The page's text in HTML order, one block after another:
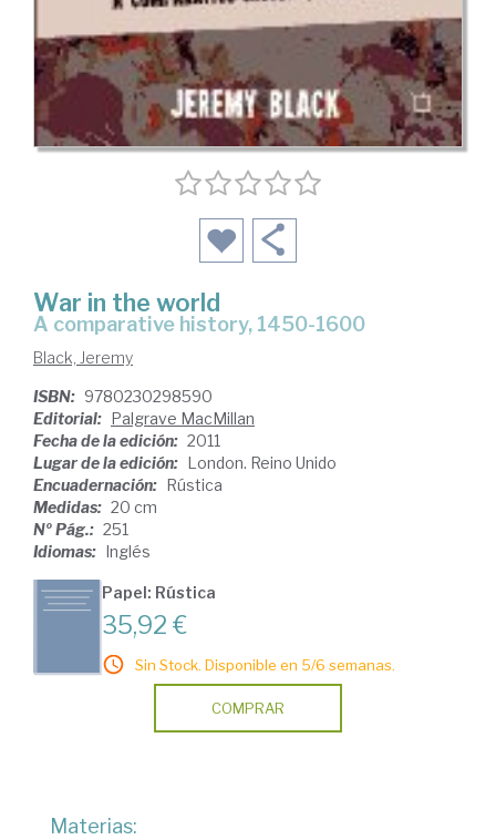
War in the world
a comparative history, 1450-1600
Black, Jeremy
ISBN: 9780230298590
Editorial: Palgrave MacMillan
Fecha de la edición: 2011
Lugar de la edición: London. Reino Unido
Encuadernación: Rústica
Medidas: 20 cm
Nº Pág.: 251
Idiomas: Inglés
Papel: Rústica
35,92 €
Sin Stock. Disponible en 5/6 semanas.
COMPRAR
Materias: